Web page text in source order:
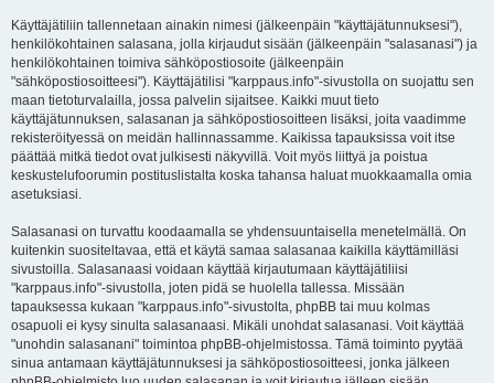
Käyttäjätiliin tallennetaan ainakin nimesi (jälkeenpäin "käyttäjätunnuksesi"),
henkilökohtainen salasana, jolla kirjaudut sisään (jälkeenpäin "salasanasi") ja
henkilökohtainen toimiva sähköpostiosoite (jälkeenpäin
"sähköpostiosoitteesi"). Käyttäjätilisi "karppaus.info"-sivustolla on suojattu sen
maan tietoturvalailla, jossa palvelin sijaitsee. Kaikki muut tieto
käyttäjätunnuksen, salasanan ja sähköpostiosoitteen lisäksi, joita vaadimme
rekisteröityessä on meidän hallinnassamme. Kaikissa tapauksissa voit itse
päättää mitkä tiedot ovat julkisesti näkyvillä. Voit myös liittyä ja poistua
keskustelufoorumin postituslistalta koska tahansa haluat muokkaamalla omia
asetuksiasi.
Salasanasi on turvattu koodaamalla se yhdensuuntaisella menetelmällä. On
kuitenkin suositeltavaa, että et käytä samaa salasanaa kaikilla käyttämilläsi
sivustoilla. Salasanaasi voidaan käyttää kirjautumaan käyttäjätiliisi
"karppaus.info"-sivustolla, joten pidä se huolella tallessa. Missään
tapauksessa kukaan "karppaus.info"-sivustolta, phpBB tai muu kolmas
osapuoli ei kysy sinulta salasanaasi. Mikäli unohdat salasanasi. Voit käyttää
"unohdin salasanani" toimintoa phpBB-ohjelmistossa. Tämä toiminto pyytää
sinua antamaan käyttäjätunnuksesi ja sähköpostiosoitteesi, jonka jälkeen